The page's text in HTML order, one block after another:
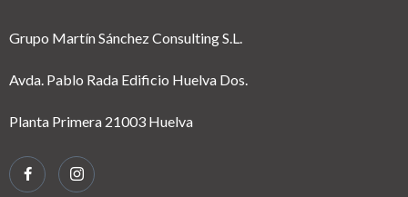
Grupo Martín Sánchez Consulting S.L.
Avda. Pablo Rada Edificio Huelva Dos.
Planta Primera 21003 Huelva